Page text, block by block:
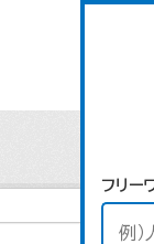
フリー